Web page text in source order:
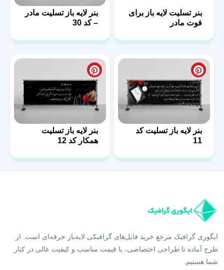
بنر تسلیت لایه باز برای
فوت مادر
بنر لایه باز تسلیت مادر
– کد 30
بنر لایه باز تسلیت کد
11
بنر لایه باز تسلیت
همکار کد 12
ایگوری گرافیک مرجع خرید فایل‌های گرافیکی لایه‌باز حرفه‌ای است. از
طرح آماده تا طراحی اختصاصی، با قیمت مناسب و کیفیت عالی در کنار
شما هستیم.